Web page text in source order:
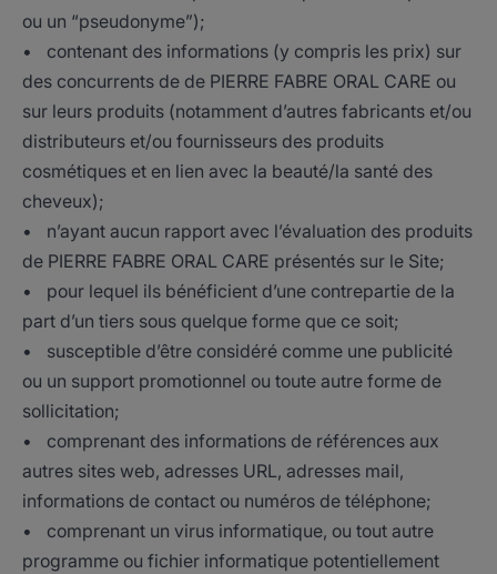
ou un “pseudonyme”);
• contenant des informations (y compris les prix) sur
des concurrents de de PIERRE FABRE ORAL CARE ou
sur leurs produits (notamment d’autres fabricants et/ou
distributeurs et/ou fournisseurs des produits
cosmétiques et en lien avec la beauté/la santé des
cheveux);
• n’ayant aucun rapport avec l’évaluation des produits
de PIERRE FABRE ORAL CARE présentés sur le Site;
• pour lequel ils bénéficient d’une contrepartie de la
part d’un tiers sous quelque forme que ce soit;
• susceptible d’être considéré comme une publicité
ou un support promotionnel ou toute autre forme de
sollicitation;
• comprenant des informations de références aux
autres sites web, adresses URL, adresses mail,
informations de contact ou numéros de téléphone;
• comprenant un virus informatique, ou tout autre
programme ou fichier informatique potentiellement